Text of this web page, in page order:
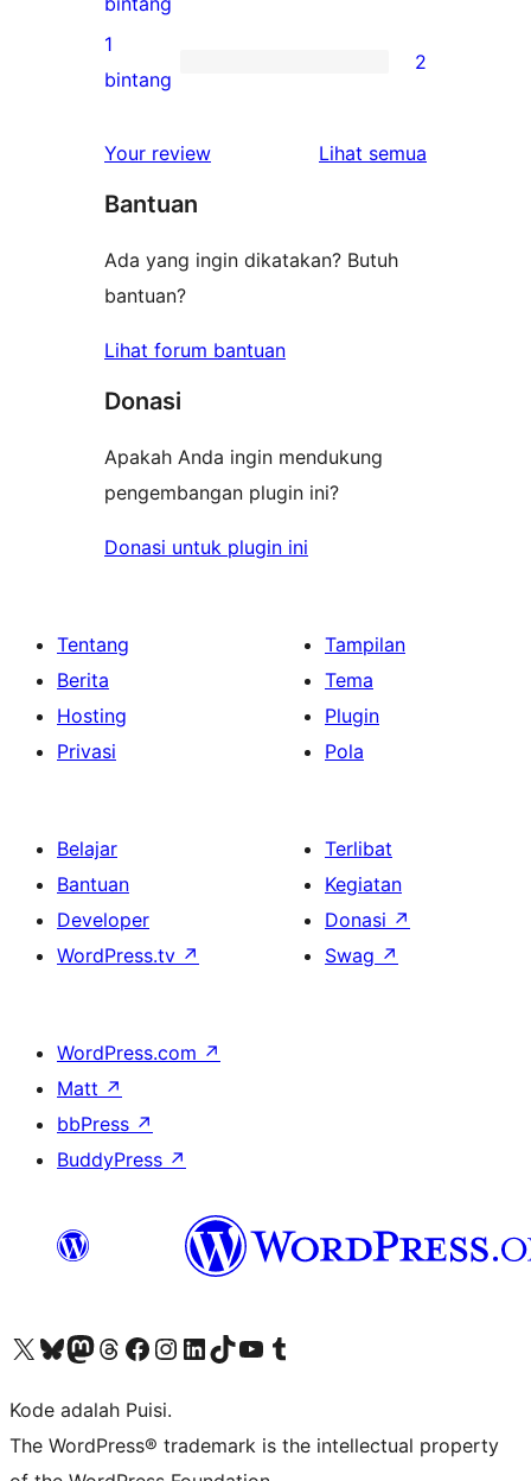
bintang
ulasan
2-
2
1-
1
bintang
2
Your review Lihat semua
Bantuan
Ada yang ingin dikatakan? Butuh
bantuan?
Lihat forum bantuan
Donasi
Apakah Anda ingin mendukung
pengembangan plugin ini?
Donasi untuk plugin ini
Tentang
Berita
Hosting
Privasi
Tampilan
Tema
Plugin
Pola
Belajar
Bantuan
Developer
WordPress.tv ↗
Terlibat
Kegiatan
Donasi ↗
Swag ↗
WordPress.com ↗
Matt ↗
bbPress ↗
BuddyPress ↗
Kunjungi akun X (sebelumnya Twitter) kamiVisit our Bluesky account
Kunjungi akun Mastodon kami
Visit our Threads account
Kunjungi halaman Facebook kamiKunjungi akun Instagram kamiKunjungi akun LinkedIn kami
Visit our TikTok account
Kunjungi channel YouTube kamiVisit our Tumblr account
Kode adalah Puisi.
The WordPress® trademark is the intellectual property